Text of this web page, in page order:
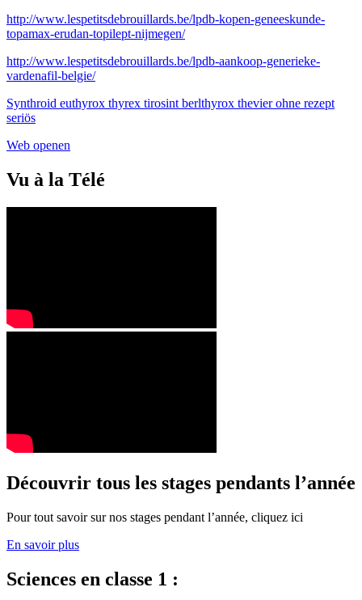
http://www.lespetitsdebrouillards.be/lpdb-kopen-geneeskunde-
topamax-erudan-topilept-nijmegen/
http://www.lespetitsdebrouillards.be/lpdb-aankoop-generieke-
vardenafil-belgie/
Synthroid euthyrox thyrex tirosint berlthyrox thevier ohne rezept
seriös
Web openen
Vu à la Télé
Découvrir tous les stages pendants l’année
Pour tout savoir sur nos stages pendant l’année, cliquez ici
En savoir plus
Sciences en classe 1 :